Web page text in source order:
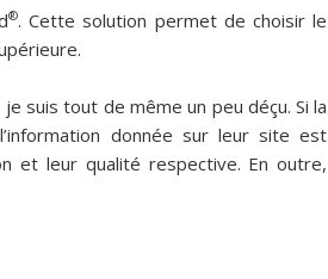
®. Cette solution permet de choisir le
suis tout de même un peu déçu. Si la
donnée sur leur site est
et leur qualité respective. En outre,